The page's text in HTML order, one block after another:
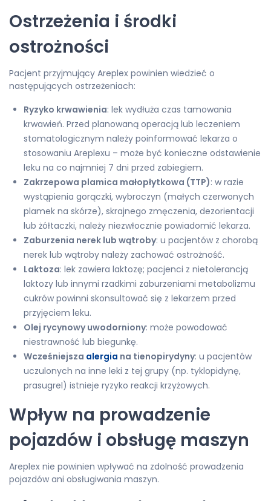
Ostrzeżenia i środki
ostrożności
Pacjent przyjmujący Areplex powinien wiedzieć o
następujących ostrzeżeniach:
Ryzyko krwawienia: lek wydłuża czas tamowania
krwawień. Przed planowaną operacją lub leczeniem
stomatologicznym należy poinformować lekarza o
stosowaniu Areplexu – może być konieczne odstawienie
leku na co najmniej 7 dni przed zabiegiem.
Zakrzepowa plamica małopłytkowa (TTP): w razie
wystąpienia gorączki, wybroczyn (małych czerwonych
plamek na skórze), skrajnego zmęczenia, dezorientacji
lub żółtaczki, należy niezwłocznie powiadomić lekarza.
Zaburzenia nerek lub wątroby: u pacjentów z chorobą
nerek lub wątroby należy zachować ostrożność.
Laktoza: lek zawiera laktozę; pacjenci z nietolerancją
laktozy lub innymi rzadkimi zaburzeniami metabolizmu
cukrów powinni skonsultować się z lekarzem przed
przyjęciem leku.
Olej rycynowy uwodorniony: może powodować
niestrawność lub biegunkę.
Wcześniejsza alergia na tienopirydyny: u pacjentów
uczulonych na inne leki z tej grupy (np. tyklopidynę,
prasugrel) istnieje ryzyko reakcji krzyżowych.
Wpływ na prowadzenie
pojazdów i obsługę maszyn
Areplex nie powinien wpływać na zdolność prowadzenia
pojazdów ani obsługiwania maszyn.